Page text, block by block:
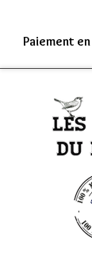
Comptez
Paiement